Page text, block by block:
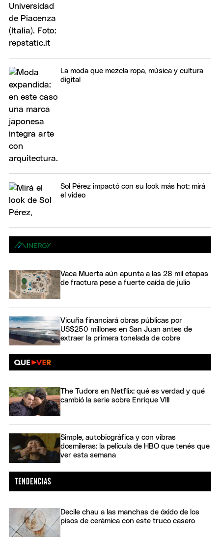
La moda que mezcla ropa, música y cultura
digital
Sol Pérez impactó con su look más hot: mirá
el video
Vaca Muerta aún apunta a las 28 mil etapas
de fractura pese a fuerte caída de julio
Vicuña financiará obras públicas por
US$250 millones en San Juan antes de
extraer la primera tonelada de cobre
The Tudors en Netflix: qué es verdad y qué
cambió la serie sobre Enrique VIII
Simple, autobiográfica y con vibras
dosmileras: la película de HBO que tenés que
ver esta semana
Decile chau a las manchas de óxido de los
pisos de cerámica con este truco casero